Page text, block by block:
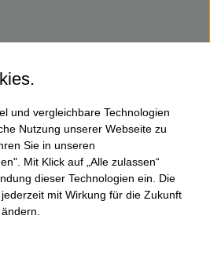
und vergleichbare Technologien
Nutzung unserer Webseite zu
Sie in unseren
Mit Klick auf „Alle zulassen“
dieser Technologien ein. Die
mit Wirkung für die Zukunft